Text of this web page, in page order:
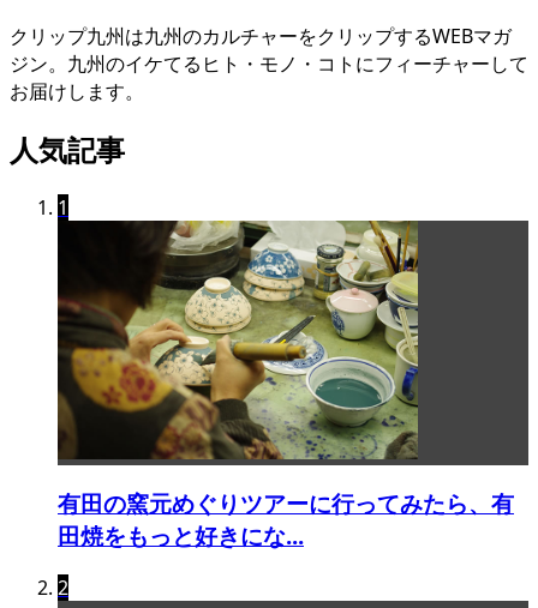
クリップ九州は九州のカルチャーをクリップするWEBマガ
ジン。九州のイケてるヒト・モノ・コトにフィーチャーして
お届けします。
人気記事
1
有田の窯元めぐりツアーに行ってみたら、有
田焼をもっと好きにな...
2